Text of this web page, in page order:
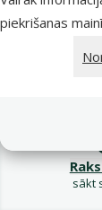
piekrišanas
sākt